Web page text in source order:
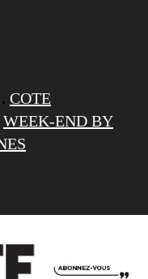
. COTE
WEEK-END BY